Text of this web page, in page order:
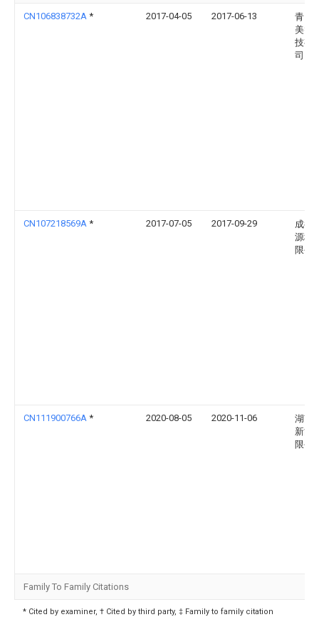
CN106838732A * 2017-04-05 2017-06-13
青岛
美智
技有
司
CN107218569A * 2017-07-05 2017-09-29
成都
源科
限公
CN111900766A * 2020-08-05 2020-11-06
湖南
新能
限公
Family To Family Citations
* Cited by examiner, † Cited by third party, ‡ Family to family citation